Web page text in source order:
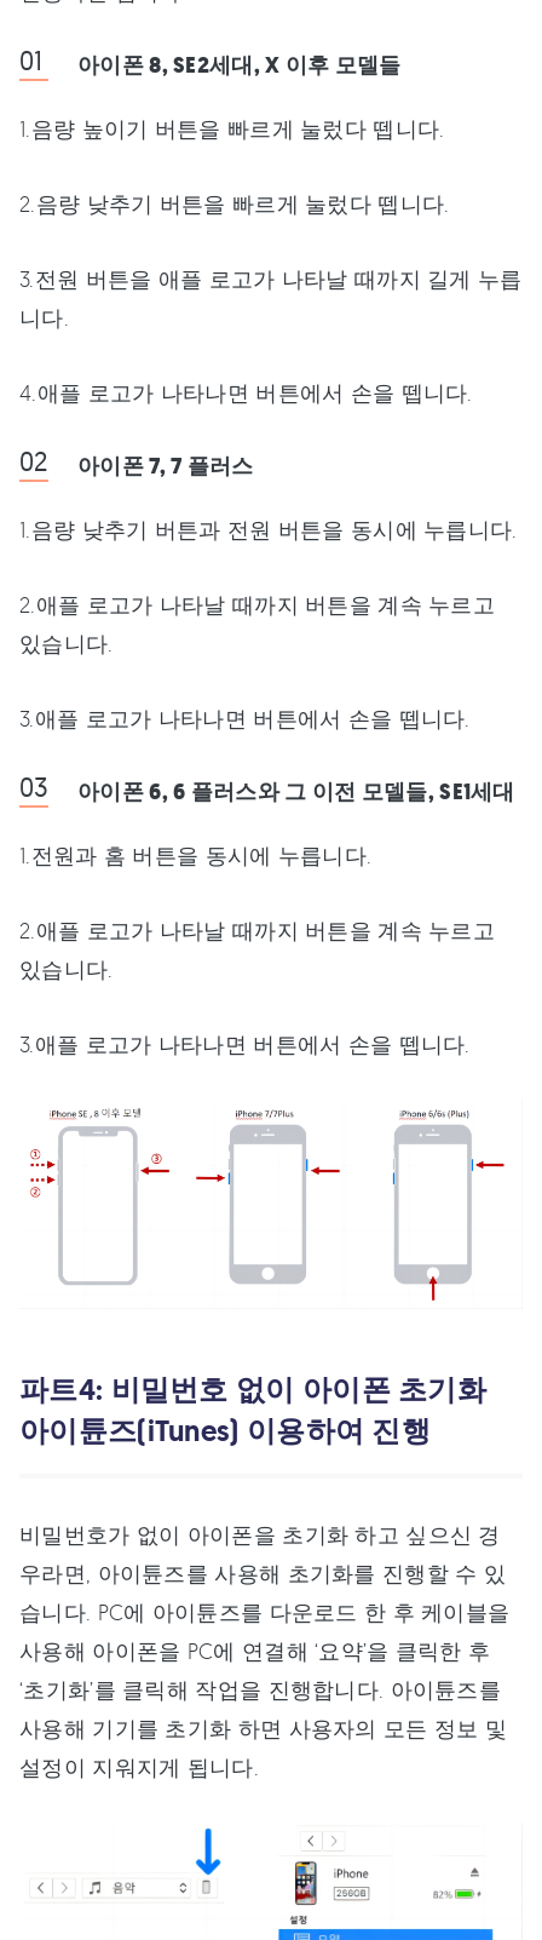
아이폰 8, SE2세대, X 이후 모델들
1.음량 높이기 버튼을 빠르게 눌렀다 뗍니다.
2.음량 낮추기 버튼을 빠르게 눌렀다 뗍니다.
3.전원 버튼을 애플 로고가 나타날 때까지 길게 누릅
니다.
4.애플 로고가 나타나면 버튼에서 손을 뗍니다.
아이폰 7, 7 플러스
1.음량 낮추기 버튼과 전원 버튼을 동시에 누릅니다.
2.애플 로고가 나타날 때까지 버튼을 계속 누르고
있습니다.
3.애플 로고가 나타나면 버튼에서 손을 뗍니다.
아이폰 6, 6 플러스와 그 이전 모델들, SE1세대
1.전원과 홈 버튼을 동시에 누릅니다.
2.애플 로고가 나타날 때까지 버튼을 계속 누르고
있습니다.
3.애플 로고가 나타나면 버튼에서 손을 뗍니다.
파트4: 비밀번호 없이 아이폰 초기화
아이튠즈(iTunes) 이용하여 진행
비밀번호가 없이 아이폰을 초기화 하고 싶으신 경
우라면, 아이튠즈를 사용해 초기화를 진행할 수 있
습니다. PC에 아이튠즈를 다운로드 한 후 케이블을
사용해 아이폰을 PC에 연결해 ‘요약’을 클릭한 후
‘초기화’를 클릭해 작업을 진행합니다. 아이튠즈를
사용해 기기를 초기화 하면 사용자의 모든 정보 및
설정이 지워지게 됩니다.